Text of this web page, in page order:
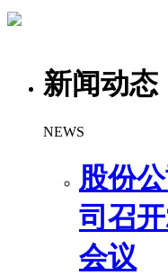
新闻动态
NEWS
股份
司召
会议